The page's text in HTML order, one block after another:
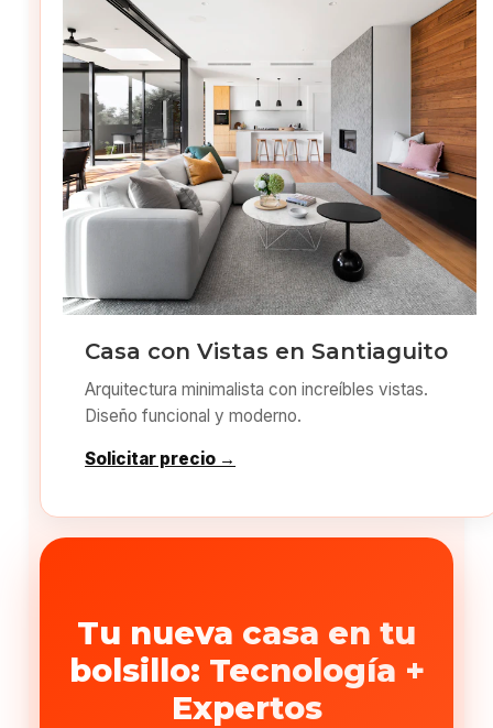
Casa con Vistas en Santiaguito
Arquitectura minimalista con increíbles vistas.
Diseño funcional y moderno.
Solicitar precio →
Tu nueva casa en tu
bolsillo: Tecnología +
Expertos